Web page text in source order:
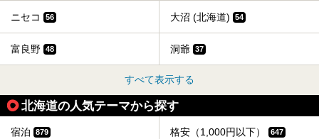
ニセコ 56 大沼 (北海道) 54
富良野 48 洞爺 37
すべて表示する
北海道の人気テーマから探す
宿泊 879 格安（1,000円以下） 647